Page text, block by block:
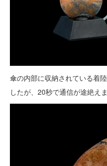
傘の内部に収納されている着
したが、20秒で通信が途絶えま